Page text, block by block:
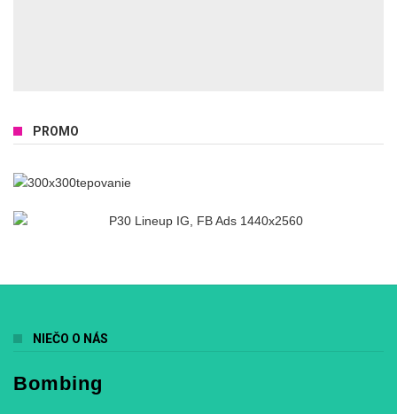
PROMO
NIEČO O NÁS
Bombing